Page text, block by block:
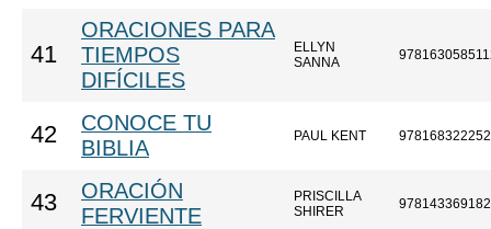
41
ORACIONES PARA
TIEMPOS
DIFÍCILES
ELLYN
SANNA
42
CONOCE TU
BIBLIA
PAUL KENT
43
ORACIÓN
FERVIENTE
PRISCILLA
SHIRER